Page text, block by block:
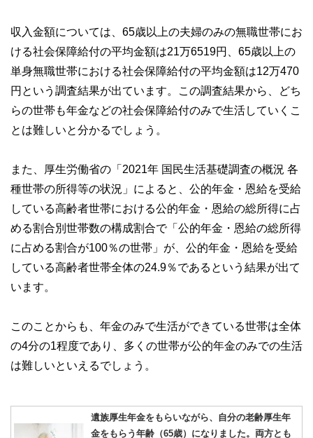
収入金額については、65歳以上の夫婦のみの無職世帯にお
ける社会保障給付の平均金額は21万6519円、65歳以上の
単身無職世帯における社会保障給付の平均金額は12万470
円という調査結果が出ています。この調査結果から、どち
らの世帯も年金などの社会保障給付のみで生活していくこ
とは難しいと分かるでしょう。
また、厚生労働省の「2021年 国民生活基礎調査の概況 各
種世帯の所得等の状況」によると、公的年金・恩給を受給
している高齢者世帯における公的年金・恩給の総所得に占
める割合別世帯数の構成割合で「公的年金・恩給の総所得
に占める割合が100％の世帯」が、公的年金・恩給を受給
している高齢者世帯全体の24.9％であるという結果が出て
います。
このことからも、年金のみで生活ができている世帯は全体
の4分の1程度であり、多くの世帯が公的年金のみでの生活
は難しいといえるでしょう。
遺族厚生年金をもらいながら、自分の老齢厚生年
金をもらう年齢（65歳）になりました。両方とも